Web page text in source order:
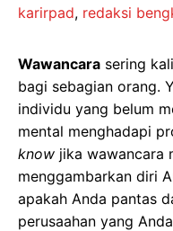
karirpad, redaksi
Wawancara sering
bagi sebagian orang.
individu yang belum
mental menghadapi
know jika wawancara
menggambarkan diri
apakah Anda pantas
perusaahan yang